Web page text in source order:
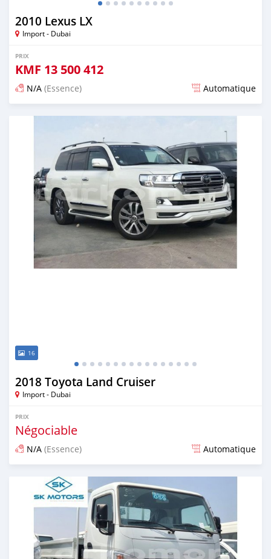
2010 Lexus LX
Import - Dubai
PRIX
KMF 13 500 412
N/A (Essence) Automatique
Publié il y a presque 6 ans
16
2018 Toyota Land Cruiser
Import - Dubai
PRIX
Négociable
N/A (Essence) Automatique
Publié il y a presque 6 ans